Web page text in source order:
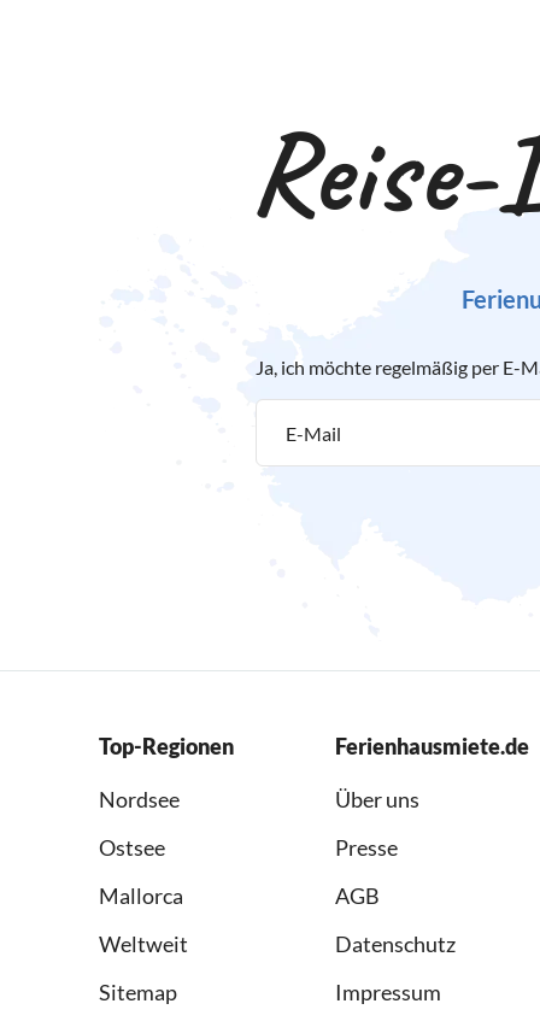
Ja, ich möchte regelmäßig per E-
Top-Regionen
Nordsee
Ostsee
Mallorca
Weltweit
Sitemap
Ferienhausmiete.de
Über uns
Presse
AGB
Datenschutz
Impressum